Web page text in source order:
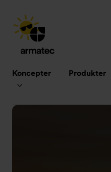
Koncepter Produkter